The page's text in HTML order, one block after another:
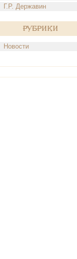
Г.Р. Державин
Рубрики
Новости